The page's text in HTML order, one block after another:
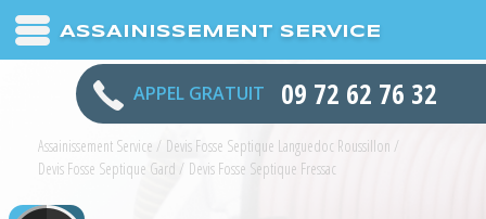
ASSAINISSEMENT SERVICE
APPEL GRATUIT 09 72 62 76 32
Assainissement Service / Devis Fosse Septique Languedoc Roussillon /
Devis Fosse Septique Gard / Devis Fosse Septique Fressac